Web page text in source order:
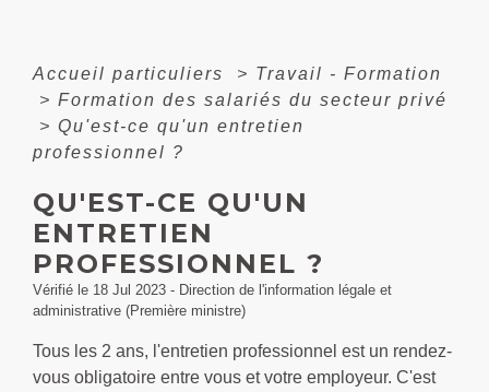
Accueil particuliers > Travail - Formation
> Formation des salariés du secteur privé
> Qu'est-ce qu'un entretien
professionnel ?
QU'EST-CE QU'UN
ENTRETIEN
PROFESSIONNEL ?
Vérifié le 18 Jul 2023 - Direction de l'information légale et
administrative (Première ministre)
Tous les 2 ans, l'entretien professionnel est un rendez-
vous obligatoire entre vous et votre employeur. C'est